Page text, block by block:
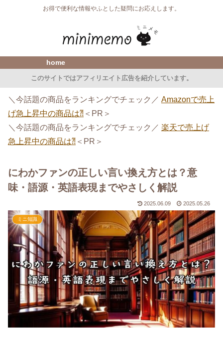
お得で便利な情報やふとした疑問にお応えします。
home
このサイトではアフィリエイト広告を紹介しています。
＼今話題の商品をランキングでチェック／ Amazonで売上
げ急上昇中の商品は⁈ ＜PR＞
＼今話題の商品をランキングでチェック／ 楽天で売上げ
急上昇中の商品は⁈ ＜PR＞
にわかファンの正しい言い換え方とは？意
味・語源・英語表現までやさしく解説
2025.06.09 2025.05.26
ミニ知識